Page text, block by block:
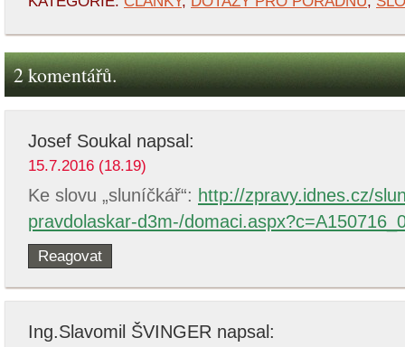
2 komentářů.
Josef Soukal napsal:
15.7.2016 (18.19)
Ke slovu „sluníčkář“: http://zpravy.idnes.cz/
pravdolaskar-d3m-/
Reagovat
Ing.Slavomil ŠVINGER napsal: